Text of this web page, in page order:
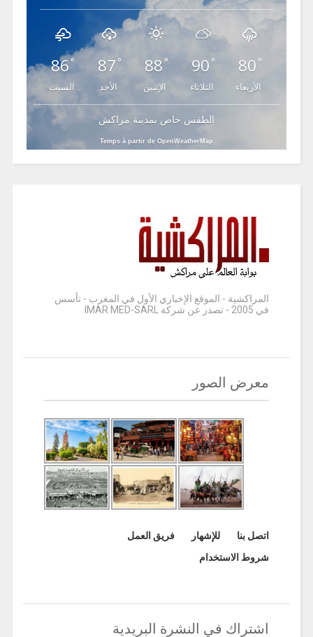
86°
السبت
87 °
الأحد
88°
الإثنين
90 °
الثلاثاء
80 °
الأربعاء
الطقس خاص بمدينة مراكش
Temps à partir de OpenWeatherMap
المراكشية - الموقع الإخباري الأول في المغرب - تأسس
في 2005 - تصدر عن شركة IMAR MED-SARL
معرض الصور
اتصل بنا للإشهار
فريق العمل
شروط الاستخدام
اشتراك في النشرة البريدية